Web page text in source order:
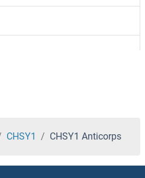
CHSY1 CHSY1 Anticorps